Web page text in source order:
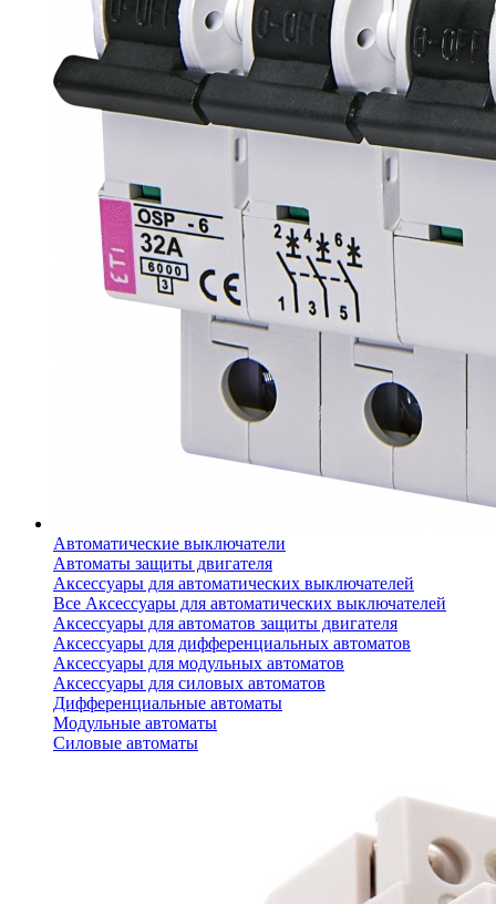
Автоматические выключатели
Автоматы защиты двигателя
Аксессуары для автоматических выключателей
Все Аксессуары для автоматических выключателей
Аксессуары для автоматов защиты двигателя
Аксессуары для дифференциальных автоматов
Аксессуары для модульных автоматов
Аксессуары для силовых автоматов
Дифференциальные автоматы
Модульные автоматы
Силовые автоматы